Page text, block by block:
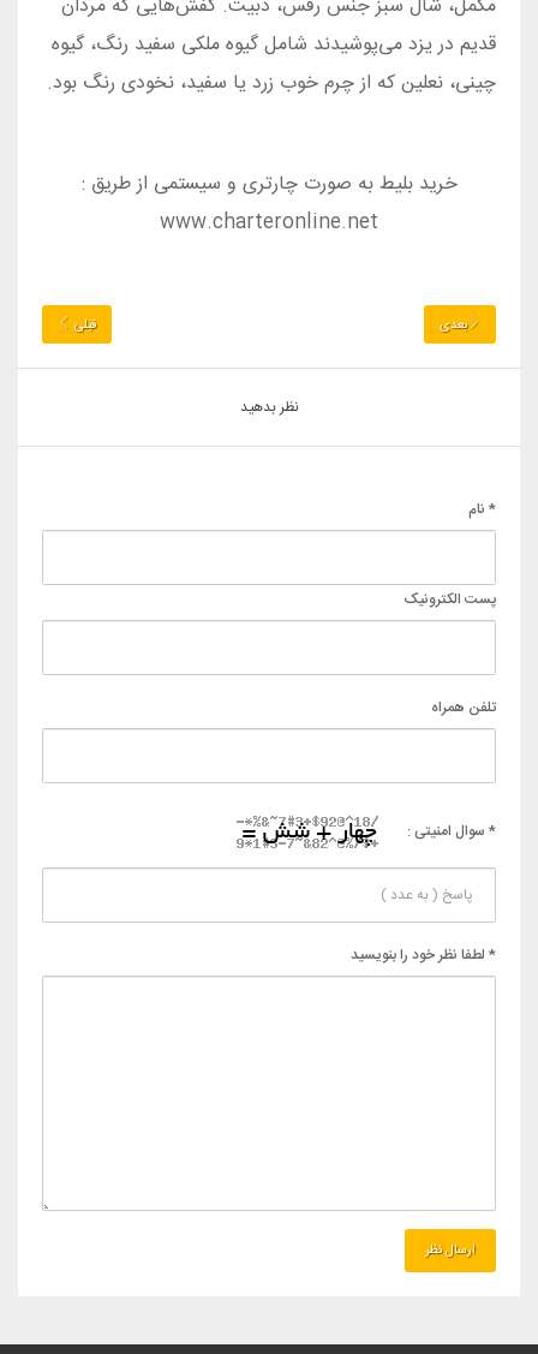
مكمل، شال سبز جنس رفس، دبيت. كفش‌هايی كه مردان
قديم در يزد می‌پوشيدند شامل گيوه ملكی سفيد رنگ، گيوه
چينی، نعلين كه از چرم خوب زرد يا سفيد، نخودی رنگ بود.
خرید بلیط به صورت چارتری و سیستمی از طریق :
www.charteronline.net
بعدی قبلی
نظر بدهید
* نام
پست الکترونیک
تلفن همراه
* سوال امنیتی :
* لطفا نظر خود را بنویسید